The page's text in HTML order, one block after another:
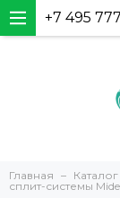
+7 495
Главная Каталог
сплит-системы